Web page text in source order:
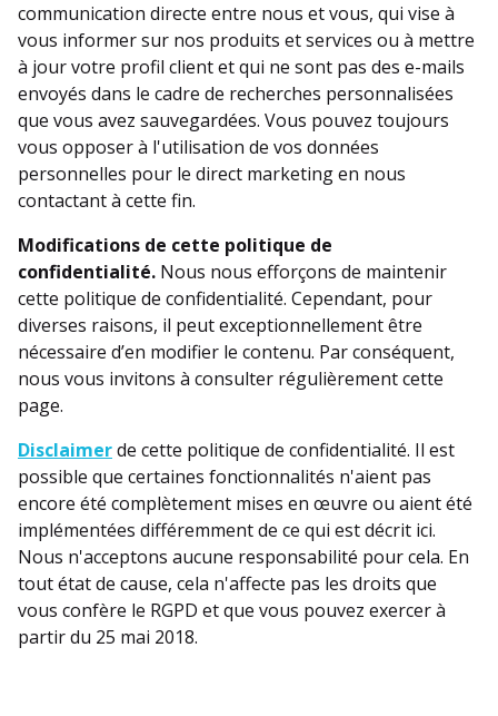
communication directe entre nous et vous, qui vise à
vous informer sur nos produits et services ou à mettre
à jour votre profil client et qui ne sont pas des e-mails
envoyés dans le cadre de recherches personnalisées
que vous avez sauvegardées. Vous pouvez toujours
vous opposer à l'utilisation de vos données
personnelles pour le direct marketing en nous
contactant à cette fin.
Modifications de cette politique de
confidentialité. Nous nous efforçons de maintenir
cette politique de confidentialité. Cependant, pour
diverses raisons, il peut exceptionnellement être
nécessaire d’en modifier le contenu. Par conséquent,
nous vous invitons à consulter régulièrement cette
page.
Disclaimerde cette politique de confidentialité. Il est
possible que certaines fonctionnalités n'aient pas
encore été complètement mises en œuvre ou aient été
implémentées différemment de ce qui est décrit ici.
Nous n'acceptons aucune responsabilité pour cela. En
tout état de cause, cela n'affecte pas les droits que
vous confère le RGPD et que vous pouvez exercer à
partir du 25 mai 2018.